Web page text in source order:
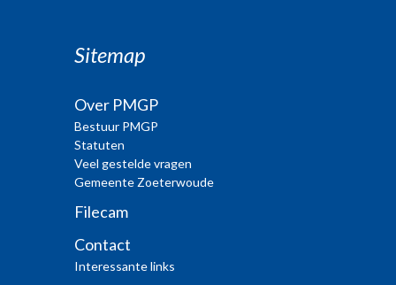
Sitemap
Over PMGP
Bestuur PMGP
Statuten
Veel gestelde vragen
Gemeente Zoeterwoude
Filecam
Contact
Interessante links